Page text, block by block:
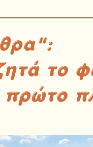
το
πρώτο